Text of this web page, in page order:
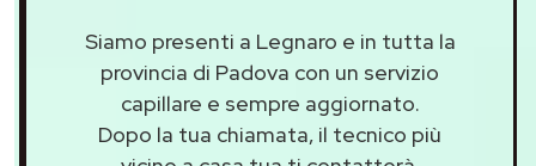
Siamo presenti a Legnaro e in tutta la
provincia di Padova con un servizio
capillare e sempre aggiornato.
Dopo la tua chiamata, il tecnico più